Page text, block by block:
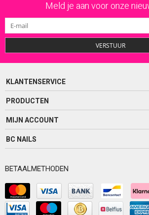
Meld je aan voor onze
VERSTUUR
KLANTENSERVICE
PRODUCTEN
MIJN ACCOUNT
BC NAILS
BETAALMETHODEN